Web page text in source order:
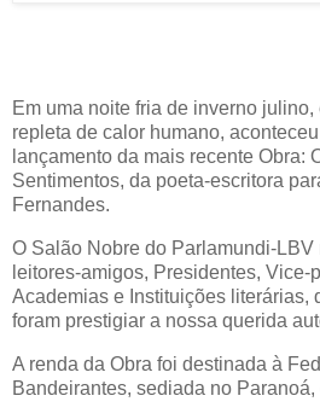
Em uma noite fria de inverno
repleta de calor humano,
lançamento da mais recente Obra:
Sentimentos, da poeta-escritora
Fernandes.
O Salão Nobre do Parlamundi-
leitores-amigos, Presidentes, Vice-
Academias e Instituições literárias,
foram prestigiar a nossa querida
A renda da Obra foi destinada à
Bandeirantes, sediada no